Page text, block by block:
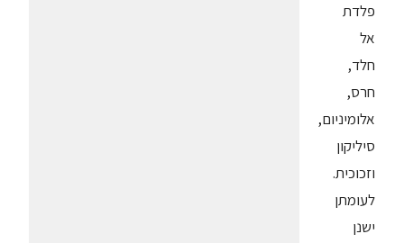
פלדת
אל
חלד,
חרס,
אלומיניום,
סיליקון
וזכוכית.
לעומתן
ישנן